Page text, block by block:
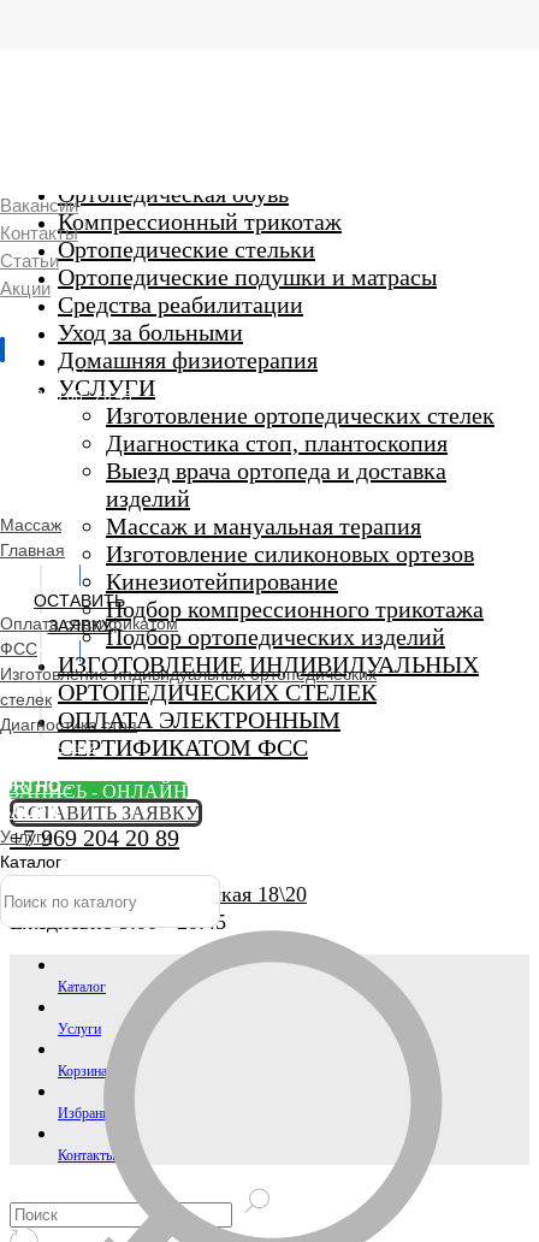
г. Люберцы
Пн-Вс 9:00 - 20:45
салон
Ортопедическая обувь
Компрессионный трикотаж
Ортопедические стельки
Ортопедические подушки и матрасы
Средства реабилитации
Уход за больными
Домашняя физиотерапия
УСЛУГИ
Изготовление ортопедических стелек
Диагностика стоп, плантоскопия
Выезд врача ортопеда и доставка
изделий
Массаж и мануальная терапия
Изготовление силиконовых ортезов
Кинезиотейпирование
Подбор компрессионного трикотажа
Подбор ортопедических изделий
ИЗГОТОВЛЕНИЕ ИНДИВИДУАЛЬНЫХ
ОРТОПЕДИЧЕСКИХ СТЕЛЕК
ОПЛАТА ЭЛЕКТРОННЫМ
СЕРТИФИКАТОМ ФСС
ЗАПИСЬ - ОНЛАЙН
ОСТАВИТЬ ЗАЯВКУ
+7 969 204 20 89
г. Люберцы, Смирновская 18\20
Ежедневно 9:00 - 20:45
Каталог
Услуги
Корзина
Избранное
Контакты
Вакансии
Контакты
Статьи
Акции
Массаж
Главная
ОСТАВИТЬ
ЗАЯВКУ
Оплата сертификатом
ФСС
Изготовление индивидуальных ортопедических
стелек
Диагностика стоп
Ортопедический
ORTHO -
SALON
Услуги
Каталог